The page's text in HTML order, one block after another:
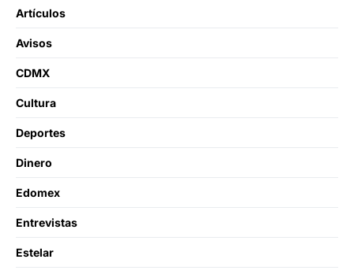
Artículos
Avisos
CDMX
Cultura
Deportes
Dinero
Edomex
Entrevistas
Estelar